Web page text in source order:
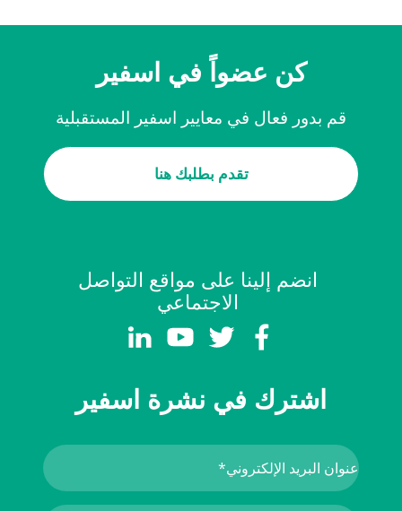
كن عضواً في اسفير
قم بدور فعال في معايير اسفير المستقبلية
تقدم بطلبك هنا
انضم إلينا على مواقع التواصل
الاجتماعي
اشترك في نشرة اسفير